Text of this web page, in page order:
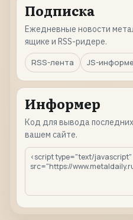
Подписка
Ежедневные новости
ящике и RSS-ридере.
RSS-лента
JS-
Информер
Код для вывода
вашем сайте.